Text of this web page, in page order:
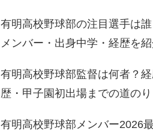
有明高校野球部の注目選手は
メンバー・出身中学・経歴を
有明高校野球部監督は何者？
歴・甲子園初出場までの道のり
有明高校野球部メンバー2026